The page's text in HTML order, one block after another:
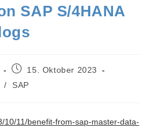
SAP S/4HANA
Beitrag15. Oktober 2023
/ SAP
10/11/benefit-from-sap-master-data-